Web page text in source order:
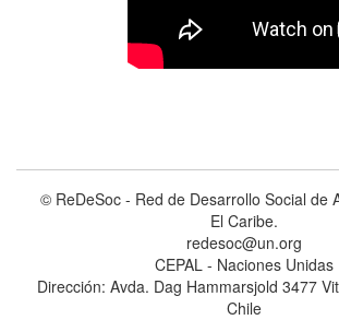
© ReDeSoc - Red de Desarrollo Social de
El Caribe.
redesoc@un.org
CEPAL - Naciones Unidas
Dirección: Avda. Dag Hammarsjold 3477
Chile